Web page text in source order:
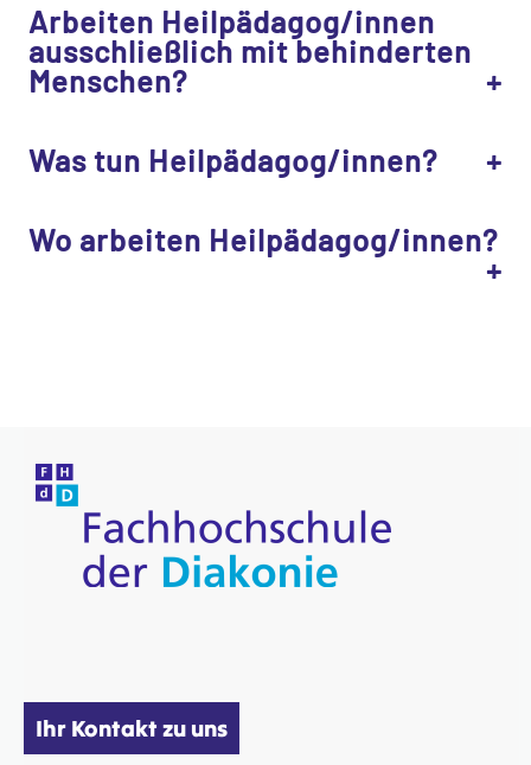
Arbeiten Heilpädagog/innen
ausschließlich mit behinderten
Menschen?
Was tun Heilpädagog/innen?
Wo arbeiten Heilpädagog/innen?
Ihr Kontakt zu uns